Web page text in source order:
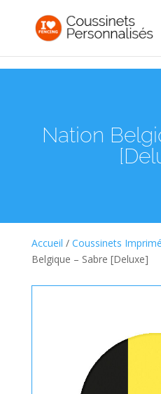
Nation
Accueil / Coussinets
Belgique – Sabre [Deluxe]